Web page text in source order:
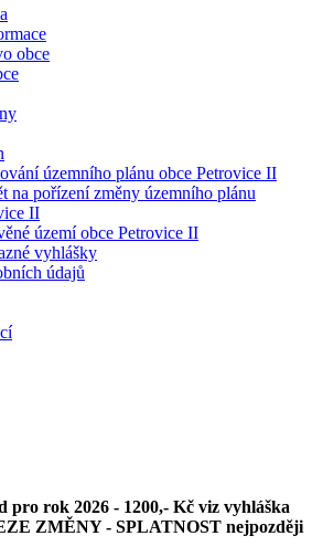
obce
územního plánu obce Petrovice II
na pořízení změny územního plánu
II
území obce Petrovice II
vyhlášky
údajů
pro rok 2026 - 1200,- Kč viz vyhláška
ZMĚNY - SPLATNOST nejpozději